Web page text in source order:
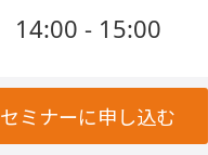
14:00 - 15:00
セミナーに申し込む